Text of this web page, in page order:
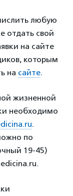
любую
отдать свой
на сайте
которым
на сайте.
жизненной
необходимо
.
по
19-45)